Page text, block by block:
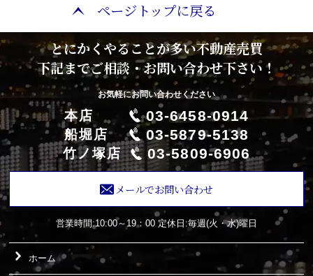
ページトップに戻る
とにかくやることが多い不動産売買
下記までご相談・お問い合わせ下さい！
お気軽にお問い合わせください
本店 03-6458-0914
船堀店 03-5879-5138
竹ノ塚店 03-5809-6906
メールでお問い合わせ
営業時間:10:00～19：00 定休日:毎週(火・水)曜日
ホーム